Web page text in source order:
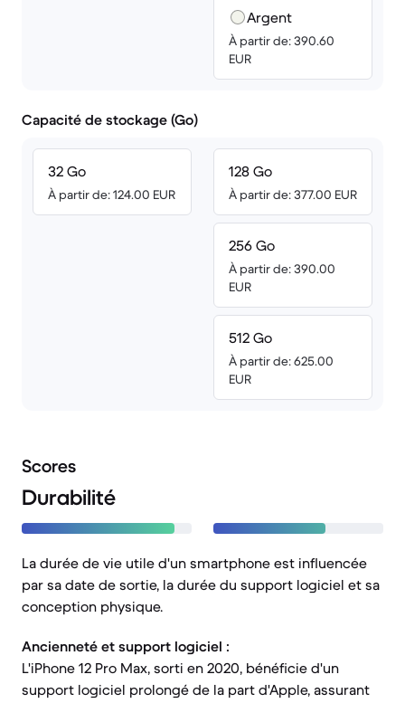
Argent
À partir de: 390.60
EUR
Capacité de stockage (Go)
32 Go
À partir de: 124.00 EUR
128 Go
À partir de: 377.00 EUR
256 Go
À partir de: 390.00
EUR
512 Go
À partir de: 625.00
EUR
Scores
Durabilité
La durée de vie utile d'un smartphone est influencée
par sa date de sortie, la durée du support logiciel et sa
conception physique.
Ancienneté et support logiciel :
L'iPhone 12 Pro Max, sorti en 2020, bénéficie d'un
support logiciel prolongé de la part d'Apple, assurant